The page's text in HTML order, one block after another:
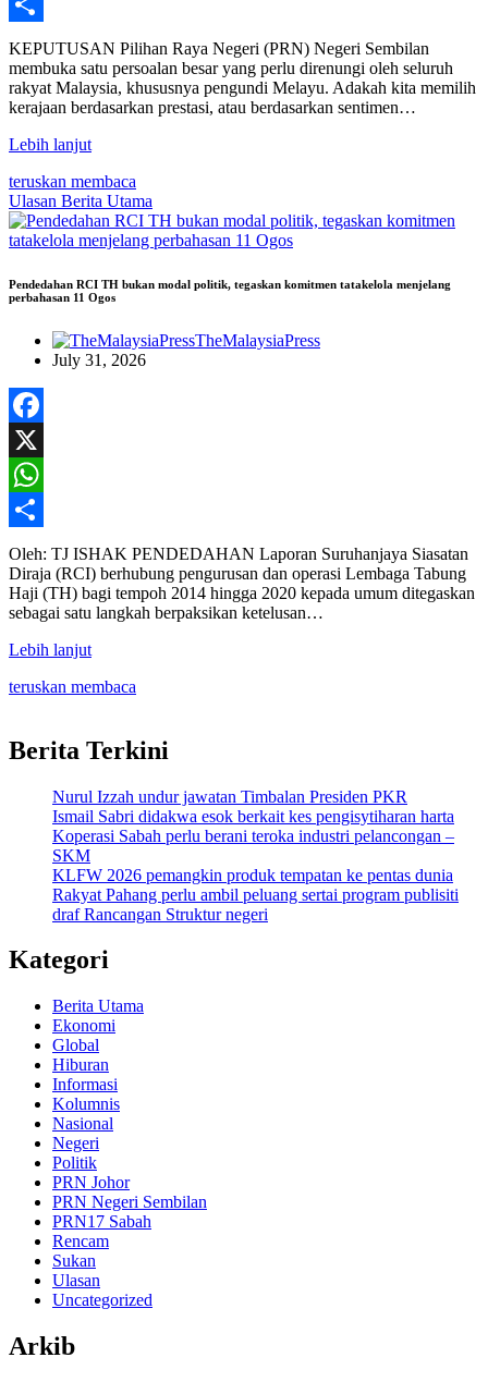
Share
KEPUTUSAN Pilihan Raya Negeri (PRN) Negeri Sembilan
membuka satu persoalan besar yang perlu direnungi oleh seluruh
rakyat Malaysia, khususnya pengundi Melayu. Adakah kita memilih
kerajaan berdasarkan prestasi, atau berdasarkan sentimen…
Lebih lanjut
teruskan membaca
Ulasan Berita Utama
Pendedahan RCI TH bukan modal politik, tegaskan komitmen tatakelola menjelang
perbahasan 11 Ogos
TheMalaysiaPress
July 31, 2026
Facebook
X
WhatsApp
Share
Oleh: TJ ISHAK PENDEDAHAN Laporan Suruhanjaya Siasatan
Diraja (RCI) berhubung pengurusan dan operasi Lembaga Tabung
Haji (TH) bagi tempoh 2014 hingga 2020 kepada umum ditegaskan
sebagai satu langkah berpaksikan ketelusan…
Lebih lanjut
teruskan membaca
Berita Terkini
Nurul Izzah undur jawatan Timbalan Presiden PKR
Ismail Sabri didakwa esok berkait kes pengisytiharan harta
Koperasi Sabah perlu berani teroka industri pelancongan –
SKM
KLFW 2026 pemangkin produk tempatan ke pentas dunia
Rakyat Pahang perlu ambil peluang sertai program publisiti
draf Rancangan Struktur negeri
Kategori
Berita Utama
Ekonomi
Global
Hiburan
Informasi
Kolumnis
Nasional
Negeri
Politik
PRN Johor
PRN Negeri Sembilan
PRN17 Sabah
Rencam
Sukan
Ulasan
Uncategorized
Arkib